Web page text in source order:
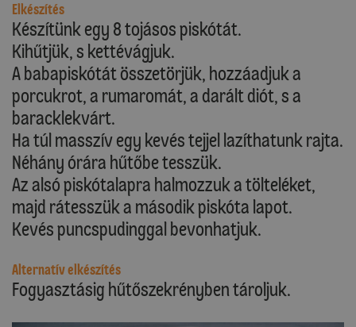
Elkészítés
Készítünk egy 8 tojásos piskótát.
Kihűtjük, s kettévágjuk.
A babapiskótát összetörjük, hozzáadjuk a
porcukrot, a rumaromát, a darált diót, s a
baracklekvárt.
Ha túl masszív egy kevés tejjel lazíthatunk rajta.
Néhány órára hűtőbe tesszük.
Az alsó piskótalapra halmozzuk a tölteléket,
majd rátesszük a második piskóta lapot.
Kevés puncspudinggal bevonhatjuk.
Alternatív elkészítés
Fogyasztásig hűtőszekrényben tároljuk.